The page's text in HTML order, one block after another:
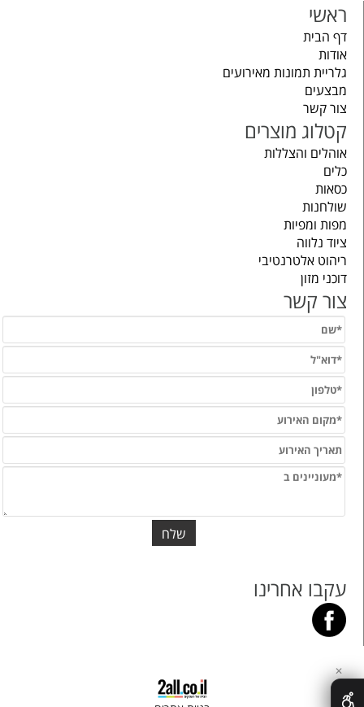
ראשי
דף הבית
אודות
גלריית תמונות מאירועים
מבצעים
צור קשר
קטלוג מוצרים
אוהלים והצללות
כלים
כסאות
שולחנות
מפות ומפיות
ציוד נלווה
ריהוט אלטרנטיבי
דוכני מזון
צור קשר
עקבו אחרינו
✕